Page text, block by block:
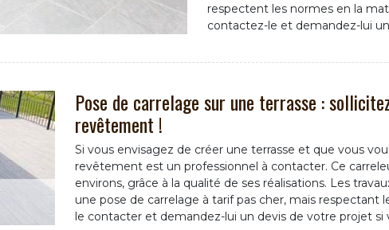
respectent les normes en la
contactez-le et demandez-lui
Pose de carrelage sur une terrasse :
revêtement !
Si vous envisagez de créer une terrasse et que vous
revêtement est un professionnel à contacter. Ce
environs, grâce à la qualité de ses réalisations. Les
une pose de carrelage à tarif pas cher, mais respectant
le contacter et demandez-lui un devis de votre projet si